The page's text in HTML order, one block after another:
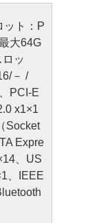
ット：P
大64G
ッ
－ /
PCI-E
x1×1
Socket
Expre
、US
、IEEE